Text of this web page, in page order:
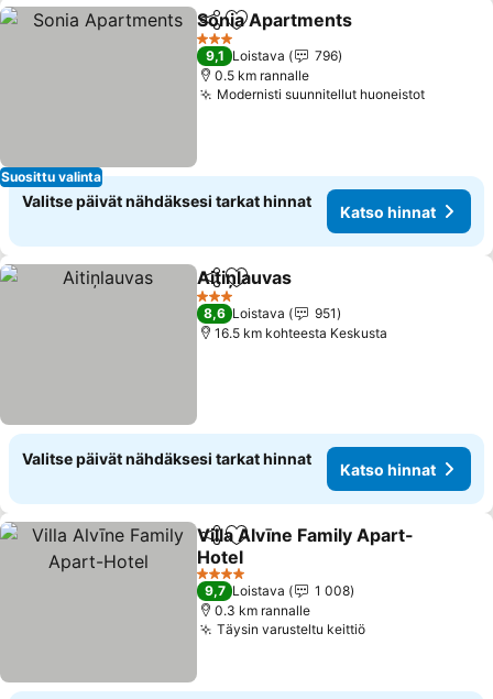
Suosittu valinta
Jaa Lisää suosikkeihin
Sonia Apartments
3 Tähtiluokitus
9,1 Loistava
796
0.5 km rannalle
Modernisti suunnitellut huoneistotKatso
Valitse päivät nähdäksesi tarkat hinnat
Katso hinnat
Jaa Lisää suosikkeihin
Aitiņlauvas
3 Tähtiluokitus
8,6 Loistava
951
16.5 km kohteesta Keskusta
Valitse päivät nähdäksesi tarkat hinnat
Katso hinnat
Jaa Lisää suosikkeihin
Villa Alvīne Family Apart-
Hotel
Katso hinnat
4 Tähtiluokitus
9,7 Loistava
1 008
0.3 km rannalle
Täysin varusteltu keittiöKatso hinnat